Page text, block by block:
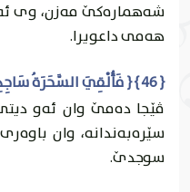
شه‌هماره‌كێ مه‌زن، وى
هه‌مى داعويرا.
{ 46 } { فَأُلْقِيَ السَّحَرَةُ سَاجِدِينَ }
ڤێجا ده‌مێ وان ئه‌و
سێره‌به‌ندانه‌، وان
سوجدێ.